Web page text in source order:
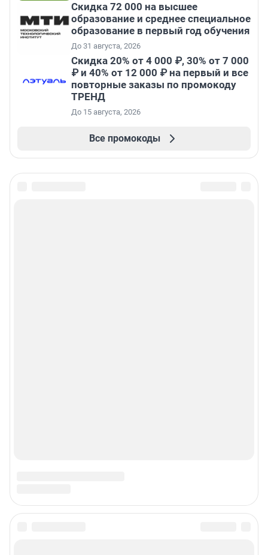
Скидка 72 000 на высшее
образование и среднее специальное
образование в первый год обучения
До 31 августа, 2026
Скидка 20% от 4 000 ₽, 30% от 7 000
₽ и 40% от 12 000 ₽ на первый и все
повторные заказы по промокоду
ТРЕНД
До 15 августа, 2026
Все промокоды